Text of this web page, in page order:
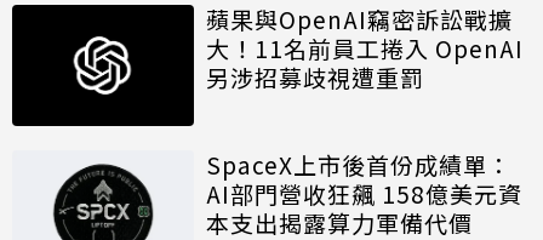
蘋果與OpenAI竊密訴訟戰擴
大！11名前員工捲入 OpenAI
另涉招募歧視遭重罰
SpaceX上市後首份成績單：
AI部門營收狂飆 158億美元資
本支出揭露算力軍備代價